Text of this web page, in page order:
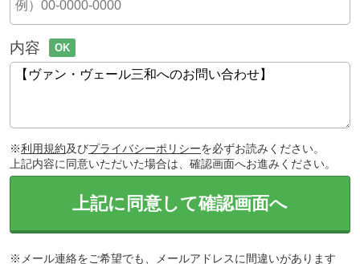
内容 OK
※利用規約及びプライバシーポリシーを必ずお読みください。
上記内容に同意いただいた場合は、確認画面へお進みください。
上記に同意して確認画面へ
※メール連絡をご希望でも、メールアドレスに間違いがあります